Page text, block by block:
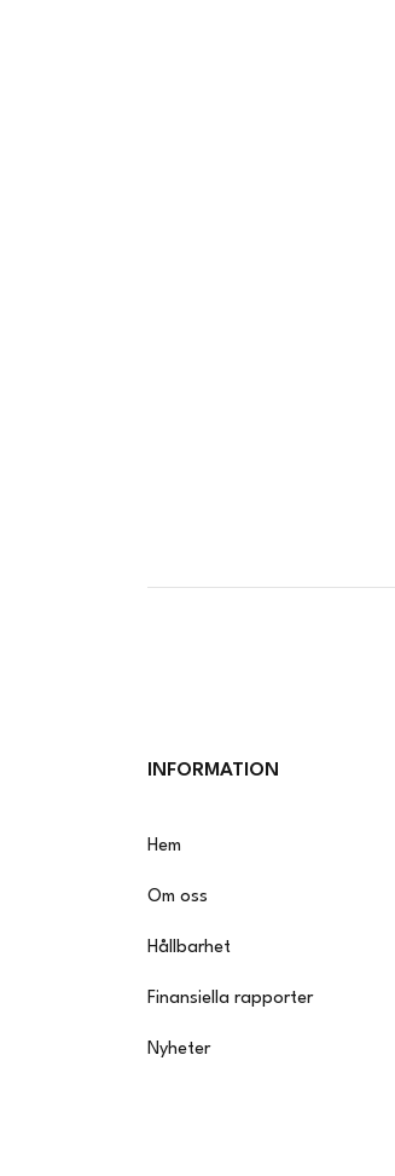
INFORMATION
Hem
Om oss
Hållbarhet
Finansiella rapporter
Nyheter